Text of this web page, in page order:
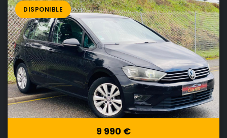
DISPONIBLE
9 990 €